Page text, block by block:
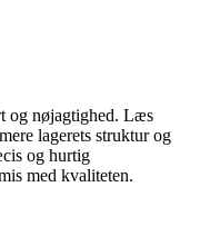
og nøjagtighed. Læs
lagerets struktur og
og hurtig
med kvaliteten.